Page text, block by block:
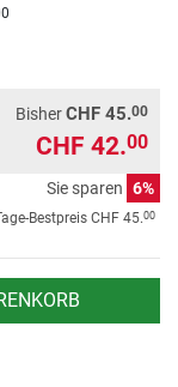
BisherCHF 45.00
CHF 42.00
Sie sparen 6%
Bestpreis CHF 45.00